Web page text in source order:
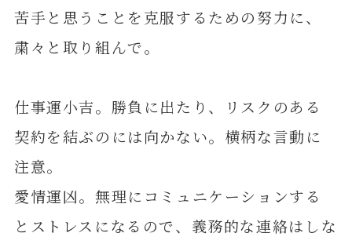
苦手と思うことを克服するための努力に、
粛々と取り組んで。
仕事運小吉。勝負に出たり、リスクのある
契約を結ぶのには向かない。横柄な言動に
注意。
愛情運凶。無理にコミュニケーションする
とストレスになるので、義務的な連絡はしな